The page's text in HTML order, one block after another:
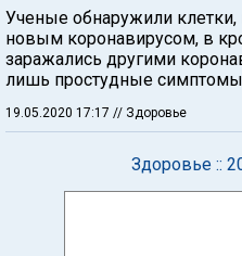
Ученые обнаружили клетки,
новым коронавирусом, в
заражались другими
лишь простудные
19.05.2020 17:17 // Здоровье
Здоровье ::